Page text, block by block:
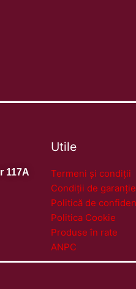
117A
Utile
Termeni și condiții
Condiții de
Politică de
Politica Cookie
Produse în rate
ANPC